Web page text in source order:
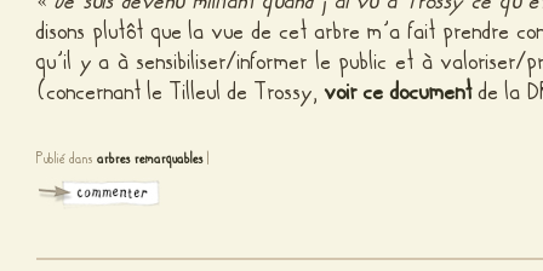
disons plutôt que la vue de cet arbre m’a fait prendre
qu’il y a à sensibiliser/informer le public et à valoriser/
(concernant le Tilleul de Trossy,voir ce documentde la
Publié dans arbres remarquables